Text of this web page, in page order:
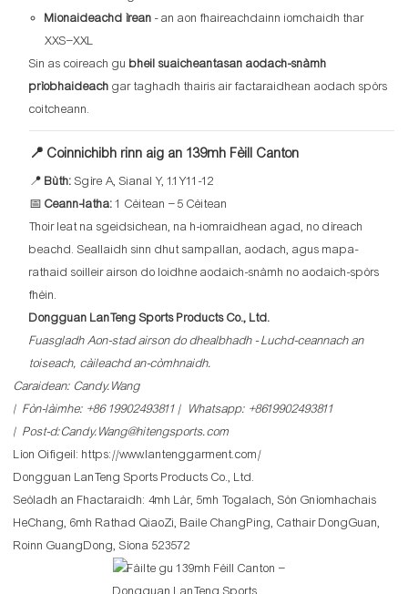
Mionaideachd ìrean - an aon fhaireachdainn iomchaidh thar
XXS–XXL
Sin as coireach gu bheil suaicheantasan aodach-snàmh
prìobhaideach gar taghadh thairis air factaraidhean aodach spòrs
coitcheann.
📍 Coinnichibh rinn aig an 139mh Fèill Canton
📍 Bùth:Sgìre A, Sianal Y, 1.1Y11-12
📅 Ceann-latha:1 Cèitean – 5 Cèitean
Thoir leat na sgeidsichean, na h-iomraidhean agad, no dìreach
beachd. Seallaidh sinn dhut sampallan, aodach, agus mapa-
rathaid soilleir airson do loidhne aodaich-snàmh no aodaich-spòrs
fhèin.
Dongguan LanTeng Sports Products Co., Ltd.
Fuasgladh Aon-stad airson do dhealbhadh - Luchd-ceannach an
toiseach, càileachd an-còmhnaidh.
Caraidean: Candy.Wang
| Fòn-làimhe: +86 19902493811 | Whatsapp: +8619902493811
| Post-d:Candy.Wang@hitengsports.com
Lìon Oifigeil: https://www.lantenggarment.com/
Dongguan LanTeng Sports Products Co., Ltd.
Seòladh an Fhactaraidh: 4mh Làr, 5mh Togalach, Sòn Gnìomhachais
HeChang, 6mh Rathad QiaoZi, Baile ChangPing, Cathair DongGuan,
Roinn GuangDong, Sìona 523572